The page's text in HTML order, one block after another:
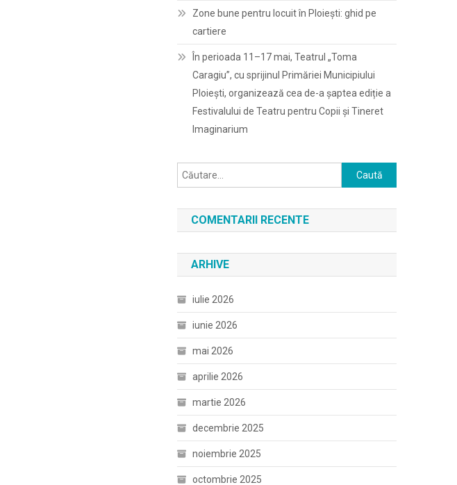
Zone bune pentru locuit în Ploiești: ghid pe
cartiere
În perioada 11–17 mai, Teatrul „Toma
Caragiu”, cu sprijinul Primăriei Municipiului
Ploiești, organizează cea de-a șaptea ediție a
Festivalului de Teatru pentru Copii și Tineret
Imaginarium
Caută
după:
COMENTARII RECENTE
ARHIVE
iulie 2026
iunie 2026
mai 2026
aprilie 2026
martie 2026
decembrie 2025
noiembrie 2025
octombrie 2025